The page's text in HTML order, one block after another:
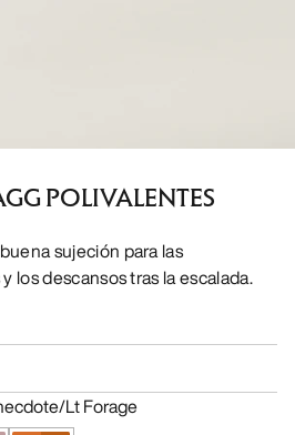
POLIVALENTES
sujeción para las
los descansos tras la escalada.
Lt Forage